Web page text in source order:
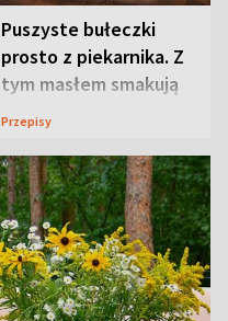
Puszyste bułeczki
prosto z piekarnika. Z
tym masłem smakują
jeszcze lepiej
Przepisy